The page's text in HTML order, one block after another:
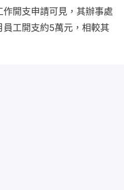
開支申請可見，其辦事處
員工開支約5萬元，相較其